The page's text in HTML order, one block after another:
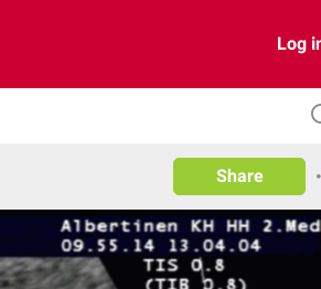
Log
Share